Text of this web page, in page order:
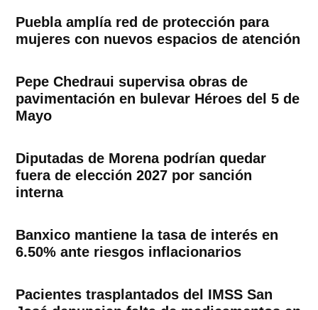
Puebla amplía red de protección para
mujeres con nuevos espacios de atención
Pepe Chedraui supervisa obras de
pavimentación en bulevar Héroes del 5 de
Mayo
Diputadas de Morena podrían quedar
fuera de elección 2027 por sanción
interna
Banxico mantiene la tasa de interés en
6.50% ante riesgos inflacionarios
Pacientes trasplantados del IMSS San